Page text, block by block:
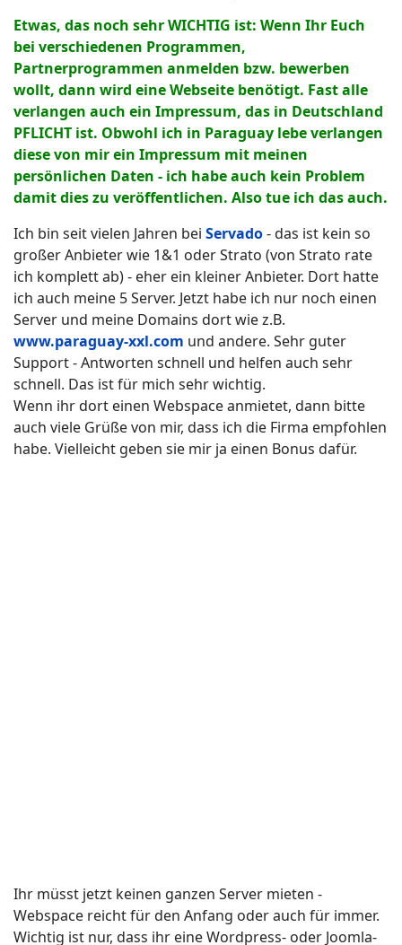
Etwas, das noch sehr WICHTIG ist: Wenn Ihr Euch
bei verschiedenen Programmen,
Partnerprogrammen anmelden bzw. bewerben
wollt, dann wird eine Webseite benötigt. Fast alle
verlangen auch ein Impressum, das in Deutschland
PFLICHT ist. Obwohl ich in Paraguay lebe verlangen
diese von mir ein Impressum mit meinen
persönlichen Daten - ich habe auch kein Problem
damit dies zu veröffentlichen. Also tue ich das auch.
Ich bin seit vielen Jahren bei Servado- das ist kein so
großer Anbieter wie 1&1 oder Strato (von Strato rate
ich komplett ab) - eher ein kleiner Anbieter. Dort hatte
ich auch meine 5 Server. Jetzt habe ich nur noch einen
Server und meine Domains dort wie z.B.
www.paraguay-xxl.com und andere. Sehr guter
Support - Antworten schnell und helfen auch sehr
schnell. Das ist für mich sehr wichtig.
Wenn ihr dort einen Webspace anmietet, dann bitte
auch viele Grüße von mir, dass ich die Firma empfohlen
habe. Vielleicht geben sie mir ja einen Bonus dafür.
Ihr müsst jetzt keinen ganzen Server mieten -
Webspace reicht für den Anfang oder auch für immer.
Wichtig ist nur, dass ihr eine Wordpress- oder Joomla-